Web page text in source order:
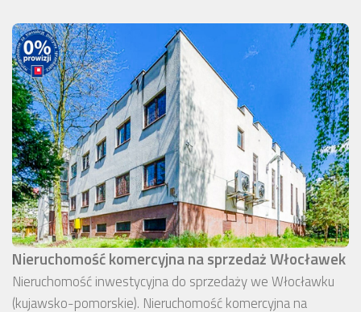
Nieruchomość komercyjna na sprzedaż Włocławek
Nieruchomość inwestycyjna do sprzedaży we Włocławku
(kujawsko-pomorskie). Nieruchomość komercyjna na